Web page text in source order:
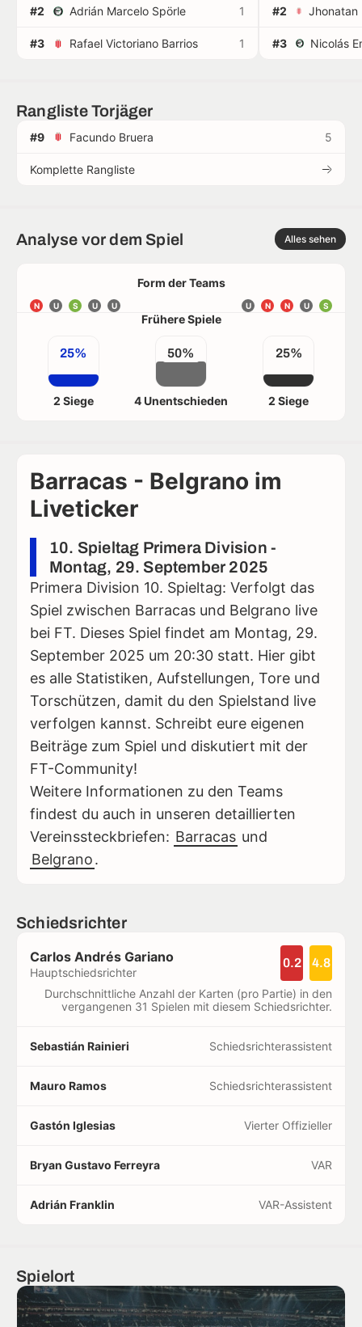
#2 Adrián Marcelo Spörle 1
#3 Rafael Victoriano Barrios 1
#2
#3
Rangliste Torjäger
#9 Facundo Bruera 5
Komplette Rangliste
Analyse vor dem Spiel Alles sehen
Form der Teams
N U S U U S
U
N
N
U
Frühere Spiele
25%
2 Siege
50%
4 Unentschieden
25%
2 Siege
Barracas - Belgrano im
Liveticker
10. Spieltag Primera Division -
Montag, 29. September 2025
Primera Division 10. Spieltag: Verfolgt das
Spiel zwischen Barracas und Belgrano live
bei FT. Dieses Spiel findet am Montag, 29.
September 2025 um 20:30 statt. Hier gibt
es alle Statistiken, Aufstellungen, Tore und
Torschützen, damit du den Spielstand live
verfolgen kannst. Schreibt eure eigenen
Beiträge zum Spiel und diskutiert mit der
FT-Community!
Weitere Informationen zu den Teams
findest du auch in unseren detaillierten
Vereinssteckbriefen: Barracas und
Belgrano.
Schiedsrichter
Carlos Andrés Gariano
Hauptschiedsrichter
0.2 4.8
Durchschnittliche Anzahl der Karten (pro Partie) in den
vergangenen 31 Spielen mit diesem Schiedsrichter.
Sebastián Rainieri Schiedsrichterassistent
Mauro Ramos Schiedsrichterassistent
Gastón Iglesias Vierter Offizieller
Bryan Gustavo Ferreyra VAR
Adrián Franklin VAR-Assistent
Spielort